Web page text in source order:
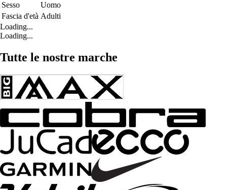
Sesso
Uomo
Fascia d'età Adulti
Loading...
Loading...
Tutte le nostre marche